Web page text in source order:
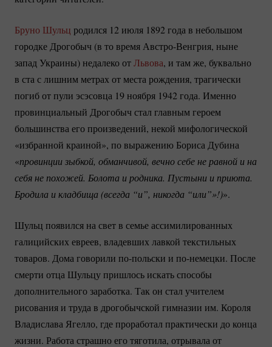
Бруно Шульц родился 12 июля 1892 года в небольшом
городке Дрогобыч (в то время Австро-Венгрия, ныне
запад Украины) недалеко отЛьвова, и там же, буквально
в ста с лишним метрах от места рождения, трагически
погиб от пули эсэсовца 19 ноября 1942 года. Именно
провинциальный Дрогобыч стал главным героем
большинства его произведений, некой мифологической
«избранной краиной», по выражению Бориса Дубина
«провинции зыбкой, обманчивой, вечно себе не равной и на
себя не похожей. Болота и родника. Пустыни и приюта.
Бродила и кладбища (всегда “и”, никогда “или”»!)».
Шульц появился на свет в семье ассимилированных
галицийских евреев, владевших лавкой текстильных
товаров. Дома говорили по-польски и по-немецки. После
смерти отца Шульцу пришлось искать способы
дополнительного заработка. Так он стал учителем
рисования и труда в дрогобычской гимназии им. Короля
Владислава Ягелло, где проработал практически до конца
жизни. Работа страшно его тяготила, отрывала от